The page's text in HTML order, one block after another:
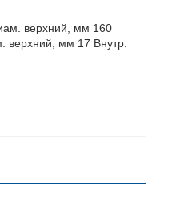
верхний, мм 160
мм 17 Внутр.